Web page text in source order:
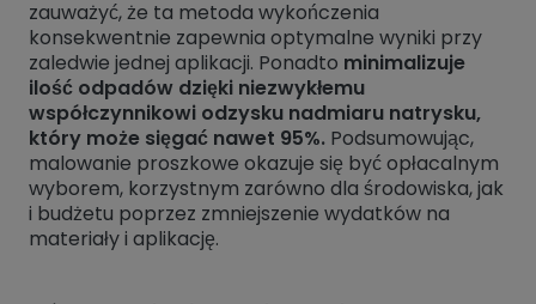
zauważyć, że ta metoda wykończenia
konsekwentnie zapewnia optymalne wyniki przy
zaledwie jednej aplikacji. Ponadto minimalizuje
ilość odpadów dzięki niezwykłemu
współczynnikowi odzysku nadmiaru natrysku,
który może sięgać nawet 95%. Podsumowując,
malowanie proszkowe okazuje się być opłacalnym
wyborem, korzystnym zarówno dla środowiska, jak
i budżetu poprzez zmniejszenie wydatków na
materiały i aplikację.